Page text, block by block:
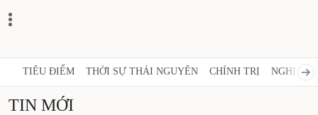
TIÊU ĐIỂM THỜI SỰ THÁI NGUYÊN CHÍNH TRỊ NGHỊ
TIN MỚI